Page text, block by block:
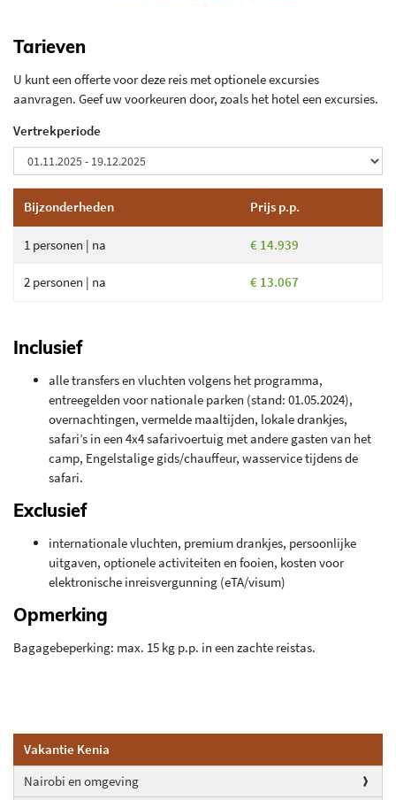
Vakantie Kenia
Nairobi en omgeving
Tarieven
U kunt een offerte voor deze reis met optionele excursies
aanvragen. Geef uw voorkeuren door, zoals het hotel een excursies.
Vertrekperiode
Bijzonderheden Prijs p.p.
1 personen | na € 14.939
2 personen | na € 13.067
Inclusief
alle transfers en vluchten volgens het programma,
entreegelden voor nationale parken (stand: 01.05.2024),
overnachtingen, vermelde maaltijden, lokale drankjes,
safari’s in een 4x4 safarivoertuig met andere gasten van het
camp, Engelstalige gids/chauffeur, wasservice tijdens de
safari.
Exclusief
internationale vluchten, premium drankjes, persoonlijke
uitgaven, optionele activiteiten en fooien, kosten voor
elektronische inreisvergunning (eTA/visum)
Opmerking
Bagagebeperking: max. 15 kg p.p. in een zachte reistas.